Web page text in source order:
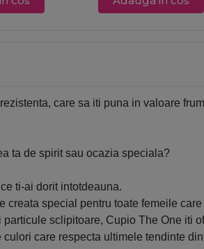
care sa iti puna in valoare
ta de spirit sau ocazia speciala?
ti-ai dorit intotdeauna.
special pentru toate femeile care
sclipitoare, Cupio The One iti
care respecta ultimele tendinte